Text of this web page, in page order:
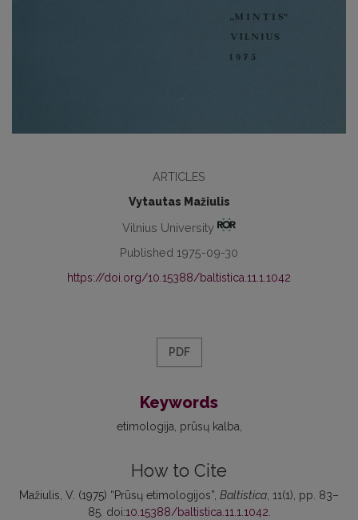
ARTICLES
Vytautas Mažiulis
Vilnius University
Published 1975-09-30
https://doi.org/10.15388/baltistica.11.1.1042
PDF
Keywords
etimologija prūsų kalba
How to Cite
Mažiulis, V. (1975) “Prūsų etimologijos”, Baltistica, 11(1), pp. 83–
85. doi:10.15388/baltistica.11.1.1042.